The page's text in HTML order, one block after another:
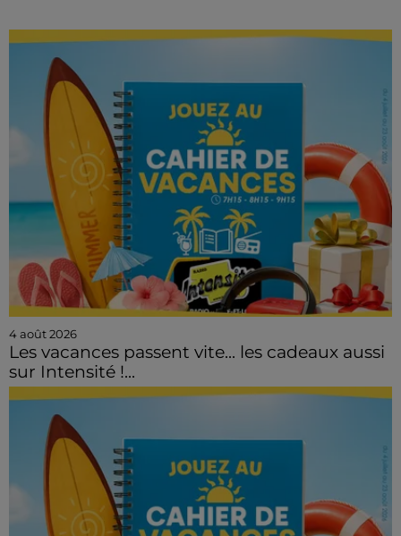
4 août 2026
Les vacances passent vite... les cadeaux aussi
sur Intensité !...